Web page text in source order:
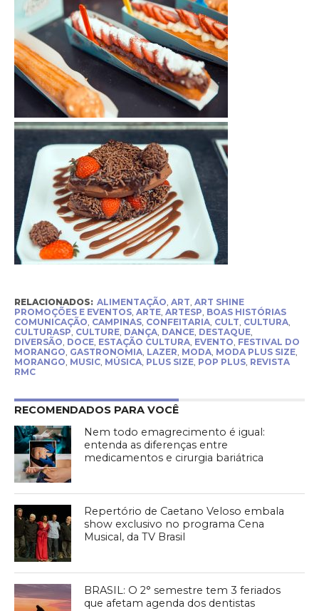
RELACIONADOS: ALIMENTAÇÃO, ART, ART SHINE
PROMOÇÕES E EVENTOS, ARTE, ARTESP, BOAS HISTÓRIAS
COMUNICAÇÃO, CAMPINAS, CONFEITARIA, CULT, CULTURA,
CULTURASP, CULTURE, DANÇA, DANCE, DESTAQUE,
DIVERSÃO, DOCE, ESTAÇÃO CULTURA, EVENTO, FESTIVAL DO
MORANGO, GASTRONOMIA, LAZER, MODA, MODA PLUS SIZE,
MORANGO, MUSIC, MÚSICA, PLUS SIZE, POP PLUS, REVISTA
RMC
RECOMENDADOS PARA VOCÊ
Nem todo emagrecimento é igual:
entenda as diferenças entre
medicamentos e cirurgia bariátrica
Repertório de Caetano Veloso embala
show exclusivo no programa Cena
Musical, da TV Brasil
BRASIL: O 2° semestre tem 3 feriados
que afetam agenda dos dentistas